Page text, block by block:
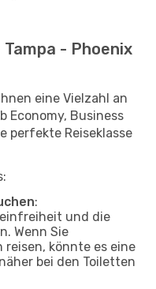
- Phoenix
eine Vielzahl an
Economy, Business
perfekte Reiseklasse
:
und die
Wenn Sie
reisen, könnte es eine
bei den Toiletten